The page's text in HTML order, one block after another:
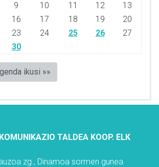
9 10 11 12
13
16 17 18 19
20
23 24 25 26
27
30
ikusi »»
TALDEA KOOP. ELK
zg., Dinamoa sormen gunea